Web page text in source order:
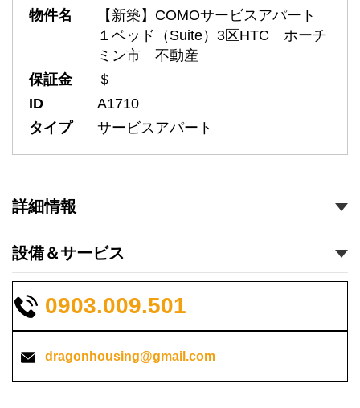
物件名
【新築】COMOサービスアパート
１ベッド（Suite）3区HTC ホーチ
ミン市 不動産
保証金
＄
ID
A1710
タイプ
サービスアパート
詳細情報
設備＆サービス
0903.009.501
dragonhousing@gmail.com